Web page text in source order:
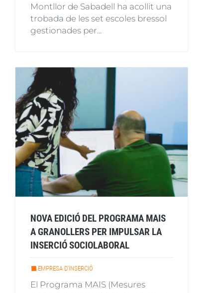
Montllor de Sabadell ha acollit una
trobada de les set escoles bressol
gestionades per...
NOVA EDICIÓ DEL PROGRAMA MAIS
A GRANOLLERS PER IMPULSAR LA
INSERCIÓ SOCIOLABORAL
EMPRESA D'INSERCIÓ
El Programa MAIS (Mesures